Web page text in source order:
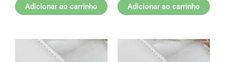
Adicionar ao carrinho Adicionar ao carrinho